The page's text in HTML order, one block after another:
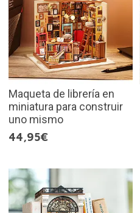
Maqueta de librería en
miniatura para construir
uno mismo
44,95€